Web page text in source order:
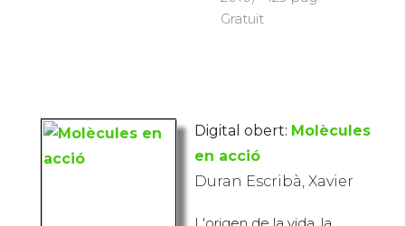
Gratuït
Digital obert: Molècules
en acció
Duran Escribà, Xavier